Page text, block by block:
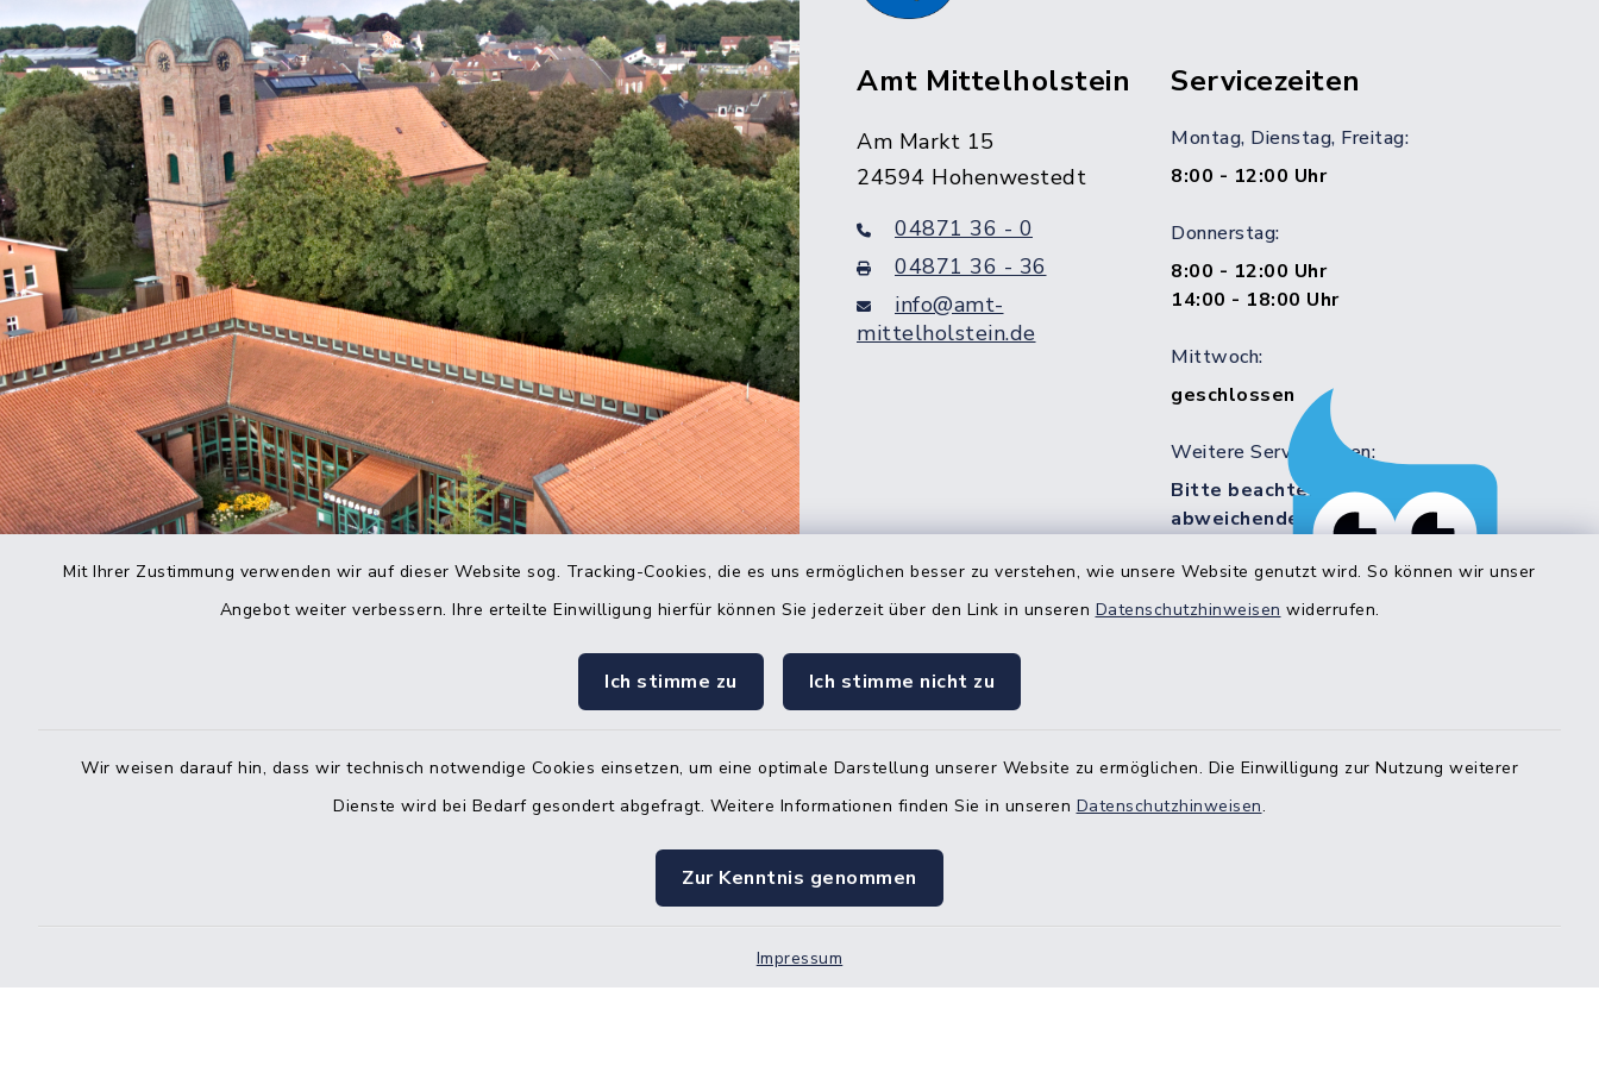
Mit Ihrer Zustimmung verwenden wir auf dieser Website sog. Tracking-Cookies, die es uns ermöglichen besser zu verstehen, wie unsere Website genutzt wird. So können wir unser
Angebot weiter verbessern. Ihre erteilte Einwilligung hierfür können Sie jederzeit über den Link in unseren Datenschutzhinweisen widerrufen.
Ich stimme zu Ich stimme nicht zu
Wir weisen darauf hin, dass wir technisch notwendige Cookies einsetzen, um eine optimale Darstellung unserer Website zu ermöglichen. Die Einwilligung zur Nutzung weiterer
Dienste wird bei Bedarf gesondert abgefragt. Weitere Informationen finden Sie in unseren Datenschutzhinweisen.
Zur Kenntnis genommen
Impressum
Amt Mittelholstein
Am Markt 15
24594 Hohenwestedt
04871 36 - 0
04871 36 - 36
info@amt-
mittelholstein.de
Servicezeiten
Montag, Dienstag, Freitag:
8:00 - 12:00 Uhr
Donnerstag:
8:00 - 12:00 Uhr
14:00 - 18:00 Uhr
Mittwoch:
geschlossen
Weitere Servicezeiten:
Bitte beachten Sie die
abweichenden Sprechzeiten in
Quicklinks
Bürgerbüro Hohenwestedt
Bürgerbüro Aukrug
Bürgerbüro Hanerau-
Hademarschen
KFZ-Zulassungsbehörde